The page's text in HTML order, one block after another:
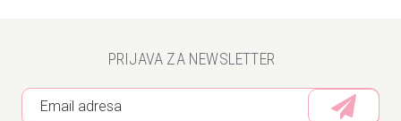
PRIJAVA ZA NEWSLETTER